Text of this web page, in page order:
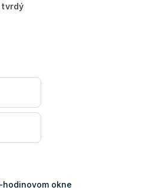
tvrdý
hodinovom okne